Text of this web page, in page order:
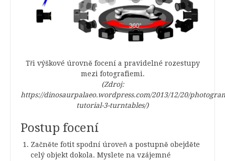
Tři výškové úrovně focení a pravidelné rozestupy
mezi fotografiemi.
(Zdroj:
https://dinosaurpalaeo.wordpress.com/2013/12/20/
tutorial-3-turntables/)
Postup focení
Začněte fotit spodní úroveň a postupně obejděte
celý objekt dokola. Myslete na vzájemné